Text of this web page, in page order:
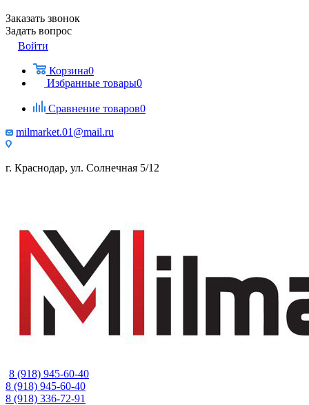
Заказать звонок
Задать вопрос
Войти
Корзина0
Избранные товары0
Сравнение товаров0
milmarket.01@mail.ru
г. Краснодар, ул. Солнечная 5/12
8 (918) 945-60-40
8 (918) 945-60-40
8 (918) 336-72-91